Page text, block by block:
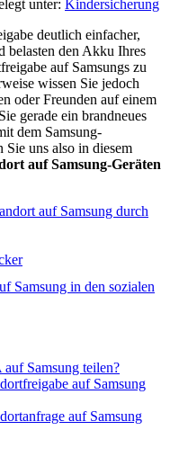
unter: Kindersicherung
deutlich einfacher,
belasten den Akku Ihres
auf Samsungs zu
wissen Sie jedoch
oder Freunden auf einem
gerade ein brandneues
dem Samsung-
Sie uns also in diesem
auf Samsung-Geräten
auf Samsung durch
Samsung in den sozialen
Samsung teilen?
auf Samsung
auf Samsung